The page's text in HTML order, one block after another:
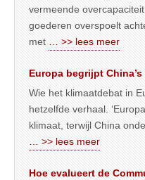
vermeende
goederen overspoelt
met … >> lees meer
Europa begrijpt
Wie het klimaatdebat in
hetzelfde verhaal.
klimaat, terwijl China
… >> lees meer
Hoe evalueert de